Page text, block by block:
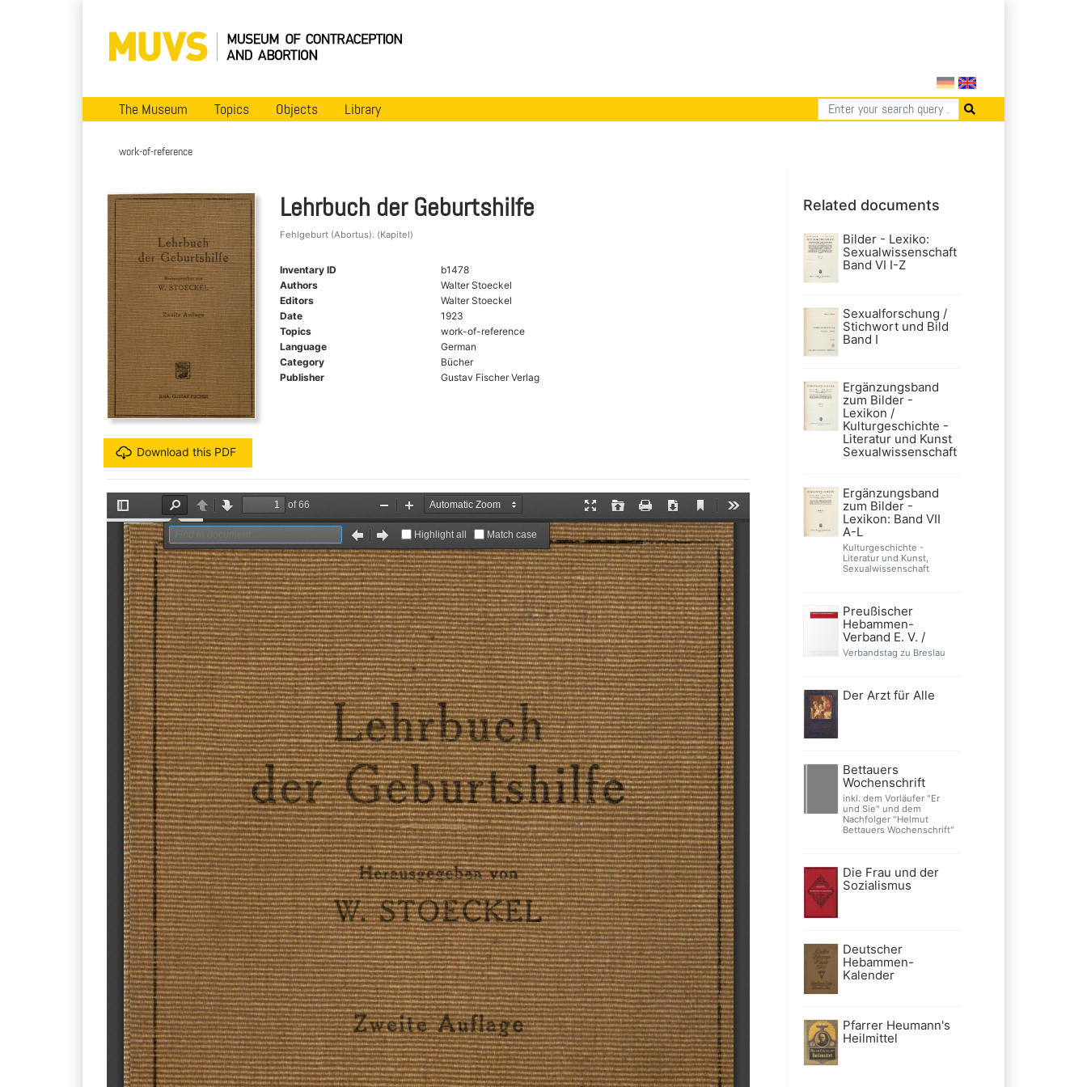
The Museum Topics Objects Library
work-of-reference
Download this PDF
Lehrbuch der Geburtshilfe
Fehlgeburt (Abortus). (Kapitel)
Inventary ID
b1478
Authors
Walter Stoeckel
Editors
Walter Stoeckel
Date
1923
Topics
work-of-reference
Language
German
Category
Bücher
Publisher
Gustav Fischer Verlag
Related documents
Bilder - Lexiko:
Sexualwissenschaft
Band VI I-Z
Sexualforschung /
Stichwort und Bild
Band I
Ergänzungsband
zum Bilder -
Lexikon /
Kulturgeschichte -
Literatur und Kunst
Sexualwissenschaft
Ergänzungsband
zum Bilder -
Lexikon: Band VII
A-L
Kulturgeschichte -
Literatur und Kunst,
Sexualwissenschaft
Preußischer
Hebammen-
Verband E. V. /
Verbandstag zu Breslau
Der Arzt für Alle
Bettauers
Wochenschrift
inkl. dem Vorläufer "Er
und Sie" und dem
Nachfolger "Helmut
Bettauers Wochenschrift"
Die Frau und der
Sozialismus
Deutscher
Hebammen-
Kalender
Pfarrer Heumann's
Heilmittel